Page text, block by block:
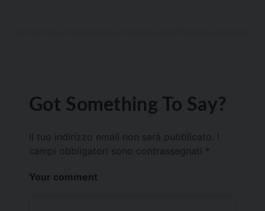
Got Something To Say?
Il tuo indirizzo email non sarà pubblicato.
campi obbligatori sono contrassegnati *
Your comment